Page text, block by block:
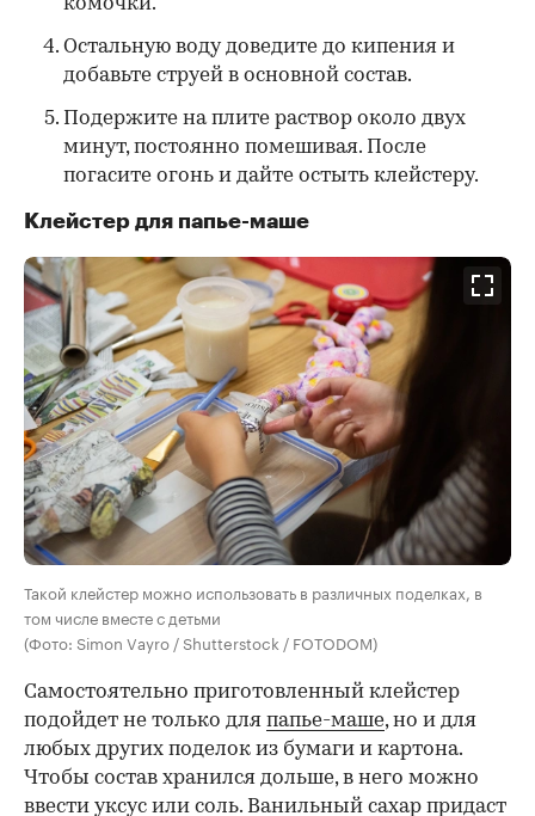
комочки.
Остальную воду доведите до кипения и
добавьте струей в основной состав.
Подержите на плите раствор около двух
минут, постоянно помешивая. После
погасите огонь и дайте остыть клейстеру.
Клейстер для папье-маше
Такой клейстер можно использовать в различных поделках, в
том числе вместе с детьми
(Фото: Simon Vayro / Shutterstock / FOTODOM)
Самостоятельно приготовленный клейстер
подойдет не только для папье-маше, но и для
любых других поделок из бумаги и картона.
Чтобы состав хранился дольше, в него можно
ввести уксус или соль. Ванильный сахар придаст